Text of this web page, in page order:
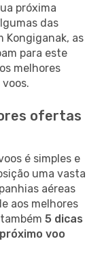
próxima
das
Kongiganak, as
para este
melhores
ofertas
é simples e
uma vasta
aéreas
aos melhores
5 dicas
voo